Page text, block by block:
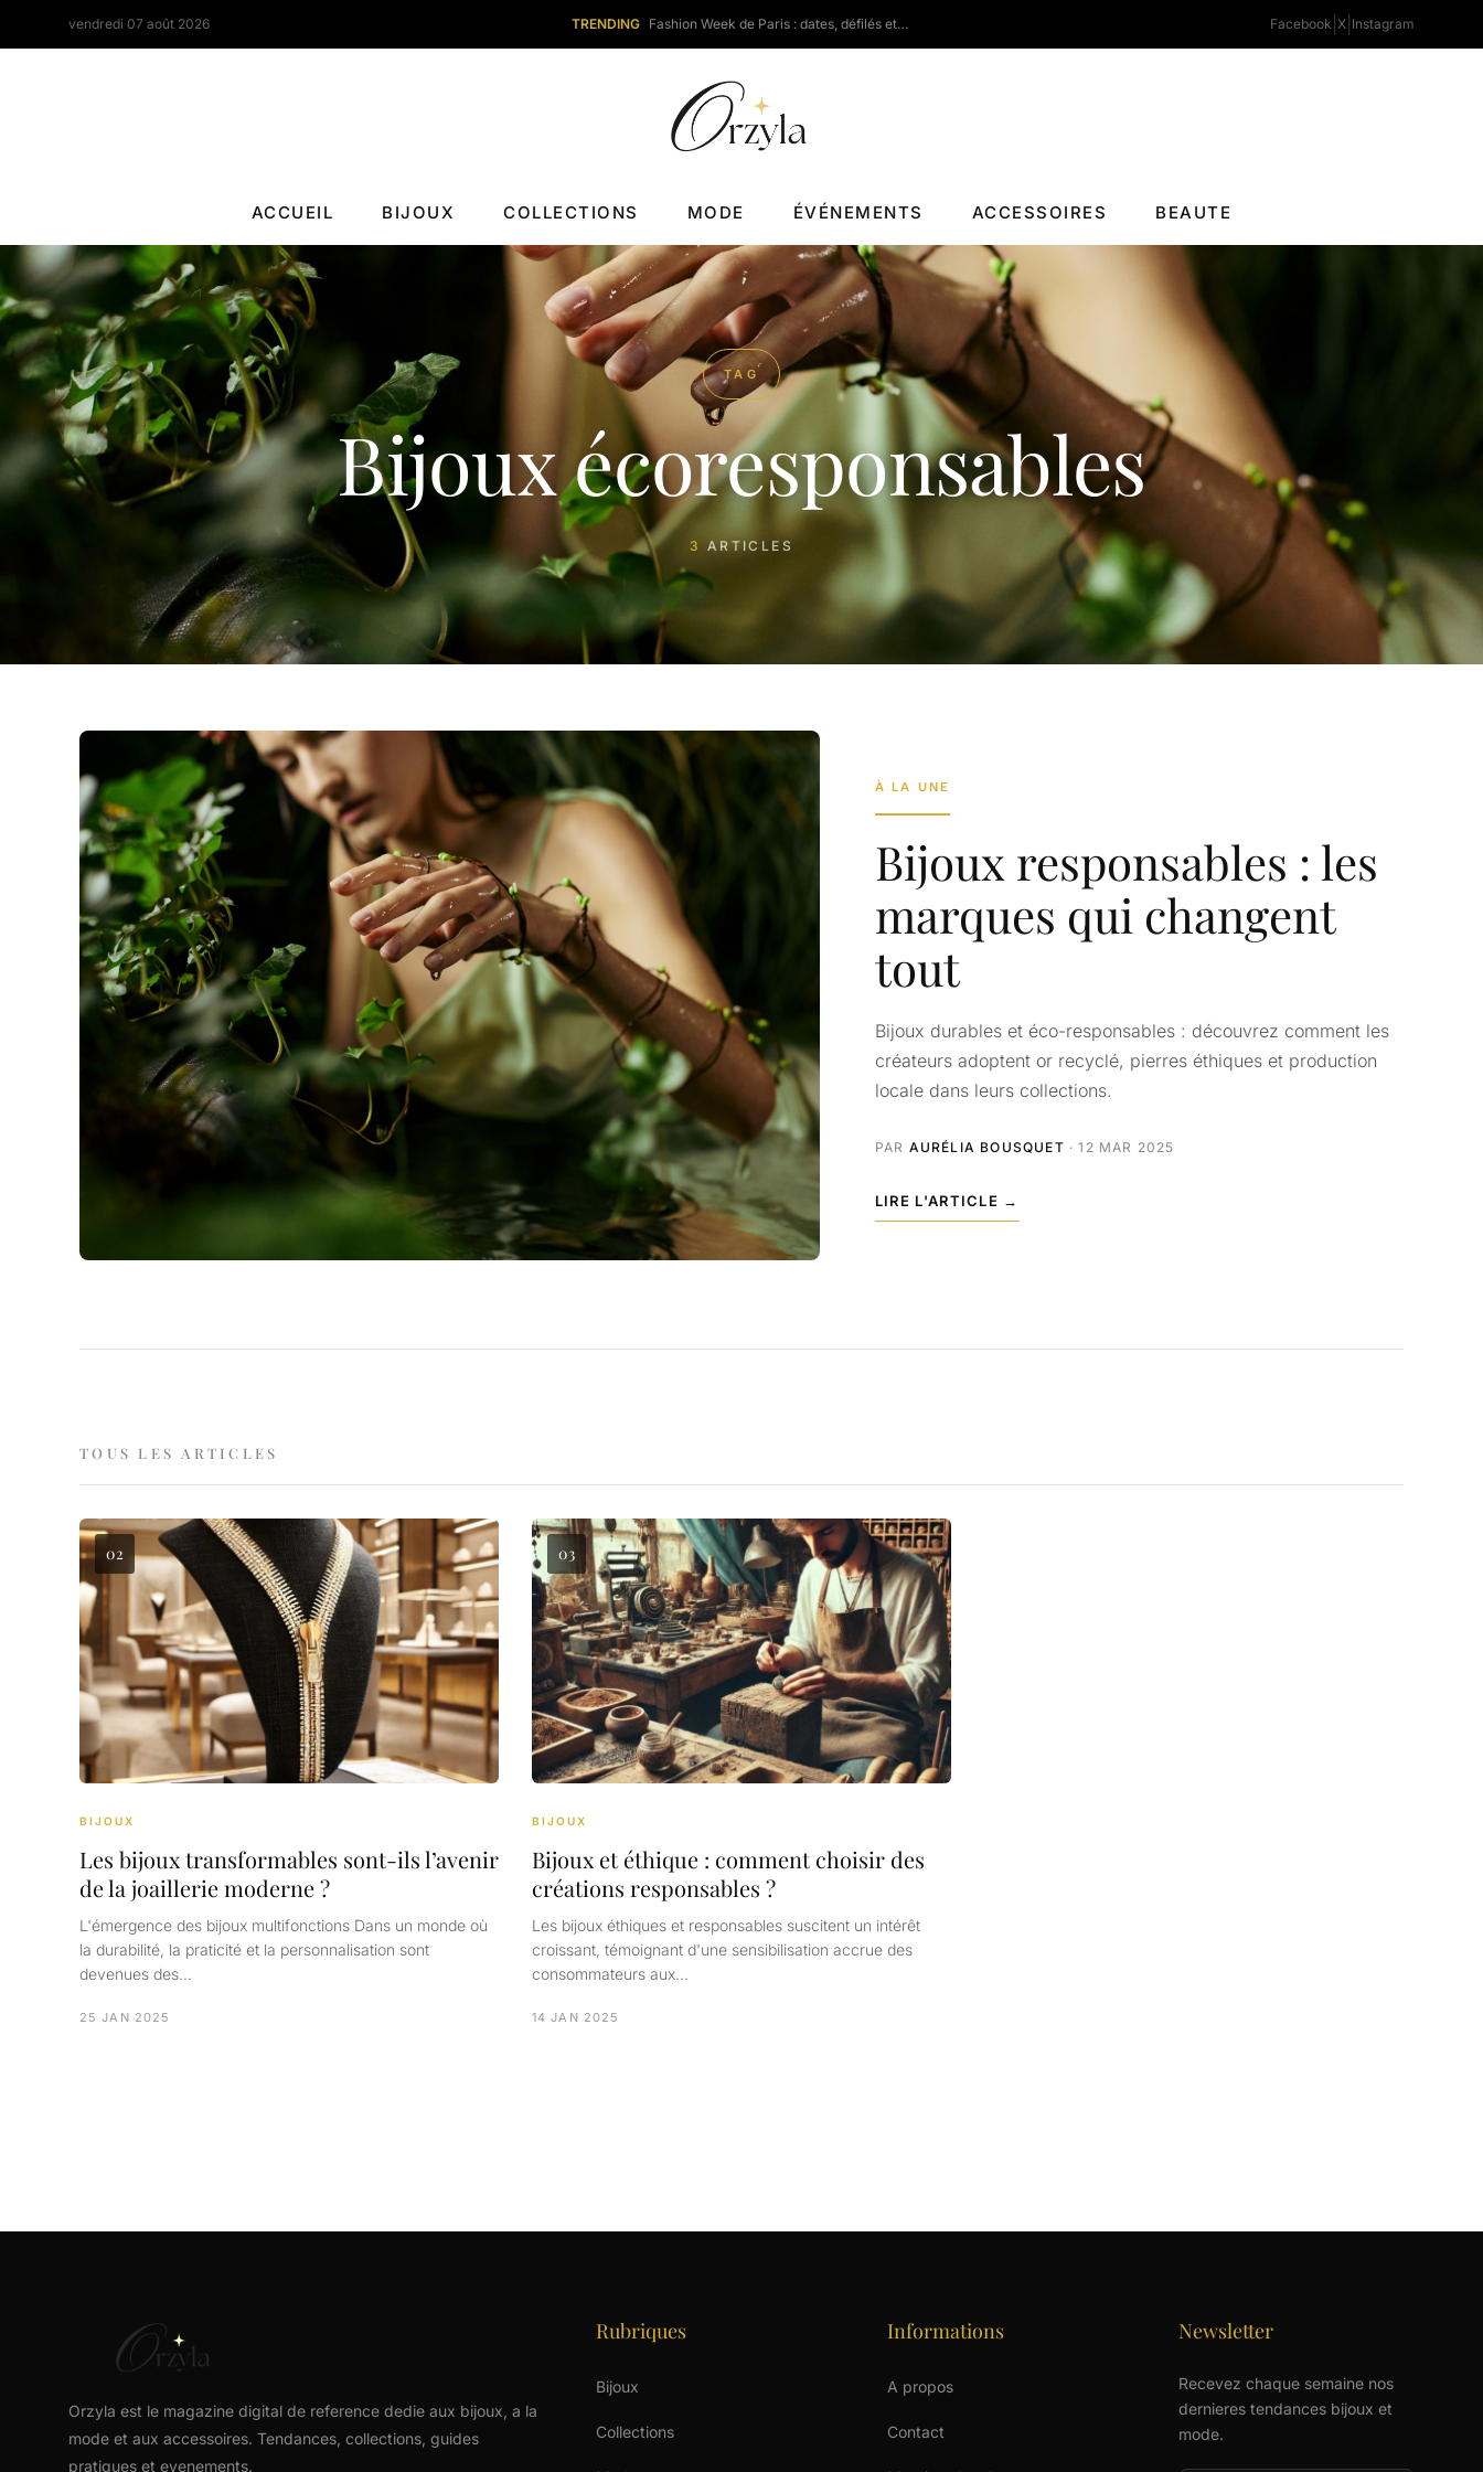
vendredi 07 août 2026 TRENDING Fashion Week de Paris : dates, défilés et… Facebook X Instagram
ACCUEIL BIJOUX COLLECTIONS MODE ÉVÉNEMENTS ACCESSOIRES BEAUTE
TAG
Bijoux écoresponsables
3 ARTICLES
À LA UNE
Bijoux responsables : les
marques qui changent
tout
Bijoux durables et éco-responsables : découvrez comment les
créateurs adoptent or recyclé, pierres éthiques et production
locale dans leurs collections.
PAR AURÉLIA BOUSQUET · 12 MAR 2025
LIRE L'ARTICLE →
TOUS LES ARTICLES
02
BIJOUX
Les bijoux transformables sont-ils l’avenir
de la joaillerie moderne ?
L'émergence des bijoux multifonctions Dans un monde où
la durabilité, la praticité et la personnalisation sont
devenues des…
25 JAN 2025
03
BIJOUX
Bijoux et éthique : comment choisir des
créations responsables ?
Les bijoux éthiques et responsables suscitent un intérêt
croissant, témoignant d'une sensibilisation accrue des
consommateurs aux…
14 JAN 2025
Orzyla est le magazine digital de reference dedie aux bijoux, a la
mode et aux accessoires. Tendances, collections, guides
pratiques et evenements.
Rubriques
Bijoux
Collections
Informations
A propos
Contact
Newsletter
Recevez chaque semaine nos
dernieres tendances bijoux et
mode.